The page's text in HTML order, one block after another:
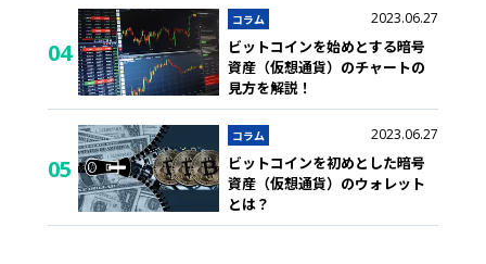
04
コラム 2023.06.27
ビットコインを始めとする暗号
資産（仮想通貨）のチャートの
見方を解説！
05
コラム 2023.06.27
ビットコインを初めとした暗号
資産（仮想通貨）のウォレット
とは？